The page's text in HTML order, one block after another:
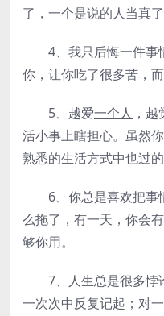
了，一个是说的人当真了
4、我只后悔一件事
你，让你吃了很多苦，
5、越爱一个人 ，
活小事上瞎担心。虽然
熟悉的生活方式中也过的
6、你总是喜欢把事
么拖了，有一天，你会
够你用。
7、人生总是很多悖
一次次中反复记起；对